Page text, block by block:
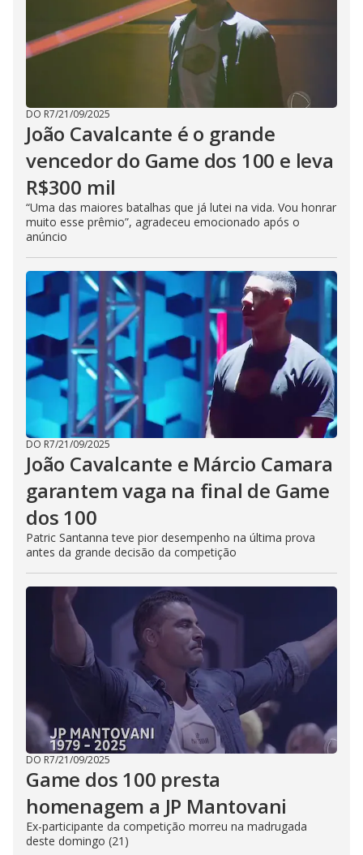
DO R7/21/09/2025
João Cavalcante é o grande
vencedor do Game dos 100 e leva
R$300 mil
“Uma das maiores batalhas que já lutei na vida. Vou honrar
muito esse prêmio”, agradeceu emocionado após o
anúncio
DO R7/21/09/2025
João Cavalcante e Márcio Camara
garantem vaga na final de Game
dos 100
Patric Santanna teve pior desempenho na última prova
antes da grande decisão da competição
DO R7/21/09/2025
Game dos 100 presta
homenagem a JP Mantovani
Ex-participante da competição morreu na madrugada
deste domingo (21)